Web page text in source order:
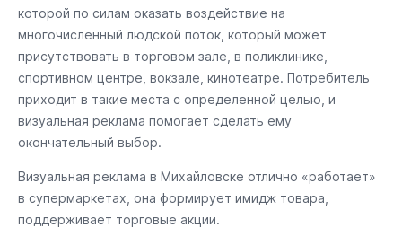
которой по силам оказать воздействие на
многочисленный людской поток, который может
присутствовать в торговом зале, в поликлинике,
спортивном центре, вокзале, кинотеатре. Потребитель
приходит в такие места с определенной целью, и
визуальная реклама помогает сделать ему
окончательный выбор.
Визуальная реклама в Михайловске отлично «работает»
в супермаркетах, она формирует имидж товара,
поддерживает торговые акции.